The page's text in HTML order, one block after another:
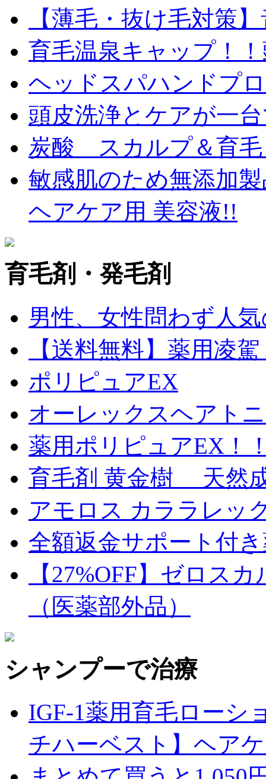
【薄毛・抜け毛対策
育毛温泉キャップ！
ヘッドスパハンドプ
頭皮洗浄とケアが一
炭酸 スカルプ＆育
敏感肌のため無添加
ヘアケア用 美容液!!
育毛剤・発毛剤
男性、女性問わず人
【送料無料】薬用凌
ポリピュアEX
オーレックスヘアト
薬用ポリピュアEX！
育毛剤 黄金樹 天然
アモロス カララレッ
全額返金サポート付
【27%OFF】ゼロス
（医薬部外品）
シャンプーで治療
IGF-1薬用育毛ローシ
チハーベスト】ヘア